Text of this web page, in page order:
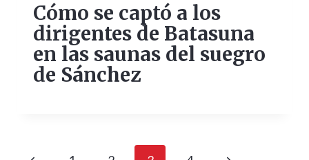
Cómo se captó a los
dirigentes de Batasuna
en las saunas del suegro
de Sánchez